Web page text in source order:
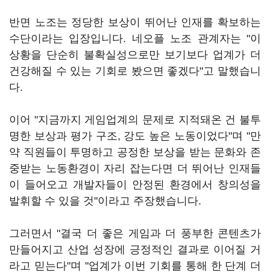
반면 노조는 정당한 보상이 뛰어난 인재를 확보하는
수단이라는 입장입니다. 네오플 노조 관계자는 "이
상황을 단순히 불확실성으로만 보기보다 업계가 더
건강해질 수 있는 기회로 봤으면 좋겠다"고 말했습니
다.
이어 "지금까지 게임업계의 문제로 지적돼온 건 불투
명한 보상과 평가 구조, 강도 높은 노동이었다"며 "만
약 직원들이 투명하고 공정한 보상을 받는 문화와 존
중받는 노동환경이 자리 잡는다면 더 뛰어난 인재들
이 들어오고 개발자들이 안정된 환경에서 창의성을
발휘할 수 있을 것"이라고 주장했습니다.
그러면서 "결국 더 좋은 게임과 더 풍부한 콘텐츠가
만들어지고 산업 성장에 긍정적인 결과로 이어질 거
라고 믿는다"며 "업계가 이번 기회를 통해 한 단계 더